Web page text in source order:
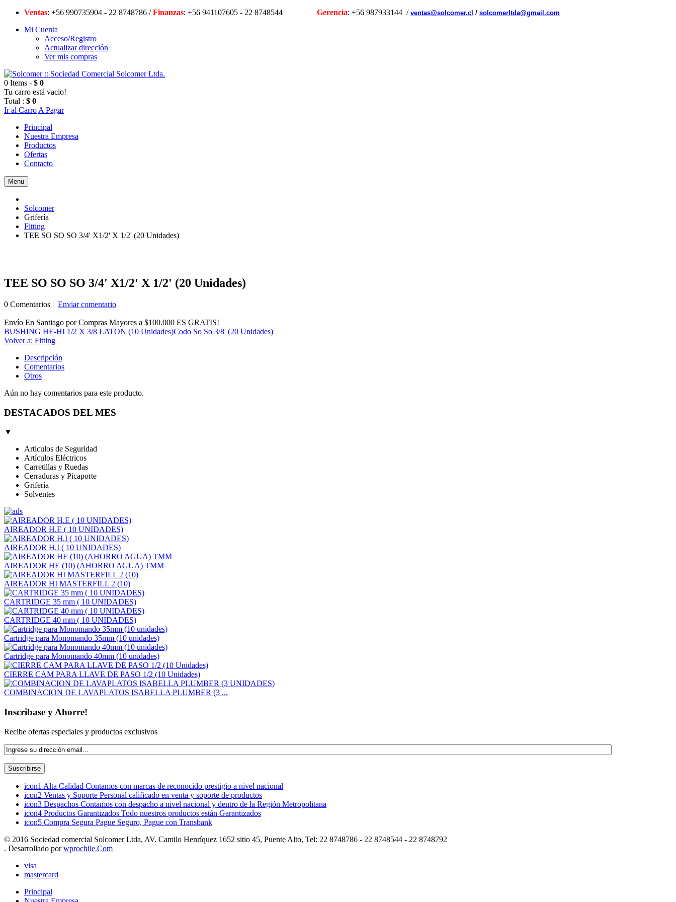
Ventas: +56 990735904 - 22 8748786 /Finanzas: +56 941107605 - 22 8748544 Gerencia: +56 987933144 / ventas@solcomer.cl / solcomerltda@gmail.com
Mi Cuenta
Acceso/Registro
Actualizar dirección
Ver mis compras
0 Items - $ 0
Tu carro está vacio!
Total : $ 0
Ir al Carro A Pagar
Principal
Nuestra Empresa
Productos
Ofertas
Contacto
Menu
Solcomer
Grifería
Fitting
TEE SO SO SO 3/4' X1/2' X 1/2' (20 Unidades)
TEE SO SO SO 3/4' X1/2' X 1/2' (20 Unidades)
0 Comentarios | Enviar comentario
Envío En Santiago por Compras Mayores a $100.000 ES GRATIS!
BUSHING HE-HI 1/2 X 3/8 LATON (10 Unidades)Codo So So 3/8' (20 Unidades)
Volver a: Fitting
Descripción
Comentarios
Otros
Aún no hay comentarios para este producto.
DESTACADOS DEL MES
▼
Articulos de Seguridad
Artículos Eléctricos
Carretillas y Ruedas
Cerraduras y Picaporte
Grifería
Solventes
AIREADOR H.E ( 10 UNIDADES)
AIREADOR H.I ( 10 UNIDADES)
AIREADOR HE (10) (AHORRO AGUA) TMM
AIREADOR HI MASTERFILL 2 (10)
CARTRIDGE 35 mm ( 10 UNIDADES)
CARTRIDGE 40 mm ( 10 UNIDADES)
Cartridge para Monomando 35mm (10 unidades)
Cartridge para Monomando 40mm (10 unidades)
CIERRE CAM PARA LLAVE DE PASO 1/2 (10 Unidades)
COMBINACION DE LAVAPLATOS ISABELLA PLUMBER (3 ...
Inscribase y Ahorre!
Recibe ofertas especiales y productos exclusivos
icon1 Alta Calidad Contamos con marcas de reconocido prestigio a nivel nacional
icon2 Ventas y Soporte Personal calificado en venta y soporte de productos
icon3 Despachos Contamos con despacho a nivel nacional y dentro de la Región Metropolitana
icon4 Productos Garantizados Todo nuestros productos están Garantizados
icon5 Compra Segura Pague Seguro, Pague con Transbank
© 2016 Sociedad comercial Solcomer Ltda, AV. Camilo Henríquez 1652 sitio 45, Puente Alto, Tel: 22 8748786 - 22 8748544 - 22 8748792
. Desarrollado porwprochile.Com
visa
mastercard
Principal